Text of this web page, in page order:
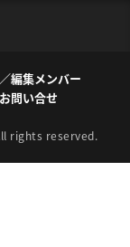
編集メンバー
お問い合せ
rights reserved.